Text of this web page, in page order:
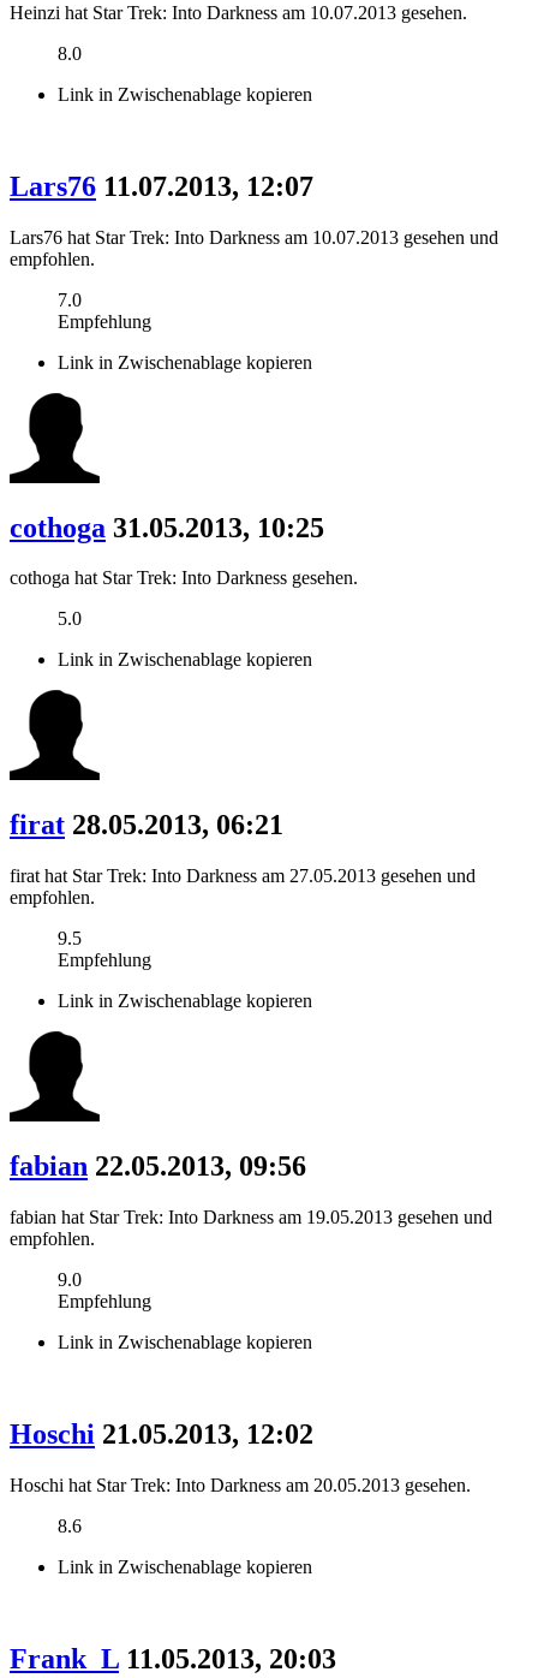
Heinzi hat Star Trek: Into Darkness am 10.07.2013 gesehen.
8.0
Link in Zwischenablage kopieren
Lars76 11.07.2013, 12:07
Lars76 hat Star Trek: Into Darkness am 10.07.2013 gesehen und
empfohlen.
7.0
Empfehlung
Link in Zwischenablage kopieren
cothoga 31.05.2013, 10:25
cothoga hat Star Trek: Into Darkness gesehen.
5.0
Link in Zwischenablage kopieren
firat 28.05.2013, 06:21
firat hat Star Trek: Into Darkness am 27.05.2013 gesehen und
empfohlen.
9.5
Empfehlung
Link in Zwischenablage kopieren
fabian 22.05.2013, 09:56
fabian hat Star Trek: Into Darkness am 19.05.2013 gesehen und
empfohlen.
9.0
Empfehlung
Link in Zwischenablage kopieren
Hoschi 21.05.2013, 12:02
Hoschi hat Star Trek: Into Darkness am 20.05.2013 gesehen.
8.6
Link in Zwischenablage kopieren
Frank_L 11.05.2013, 20:03